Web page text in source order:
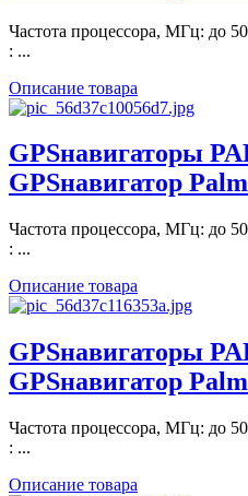
Частота процессора, МГц: до
: ...
Описание товара
GPSнавигаторы
GPSнавигатор
Частота процессора, МГц: до
: ...
Описание товара
GPSнавигаторы
GPSнавигатор
Частота процессора, МГц: до
: ...
Описание товара